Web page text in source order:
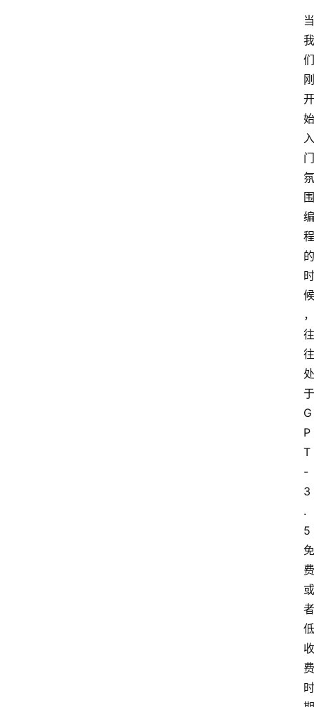
当
我
们
刚
开
始
入
门
氛
围
编
程
的
时
候
，
往
往
处
于
G
P
T
-
3
.
5
免
费
或
者
低
收
费
时